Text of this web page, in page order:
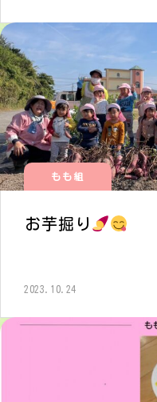
もも組
お芋掘り
2023.10.24